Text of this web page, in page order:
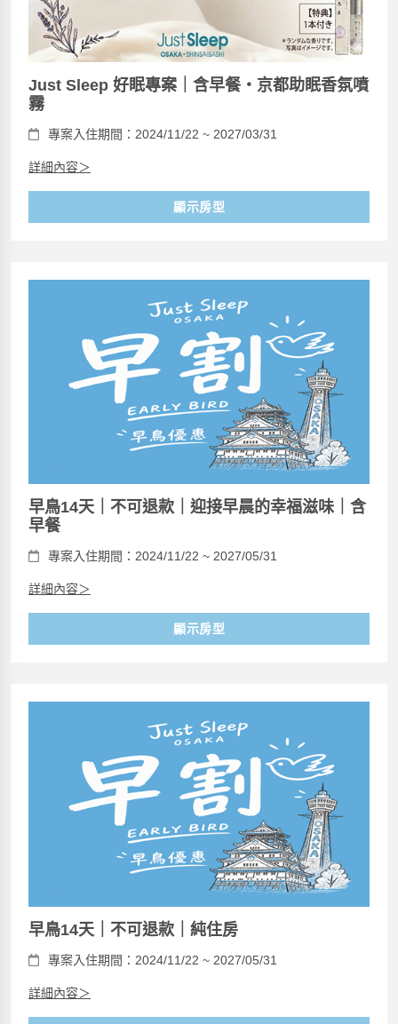
Just Sleep 好眠專案｜含早餐・京都助眠香氛噴
霧
專案入住期間：2024/11/22 ~ 2027/03/31
詳細內容＞
顯示房型
早鳥14天｜不可退款｜迎接早晨的幸福滋味｜含
早餐
專案入住期間：2024/11/22 ~ 2027/05/31
詳細內容＞
顯示房型
早鳥14天｜不可退款｜純住房
專案入住期間：2024/11/22 ~ 2027/05/31
詳細內容＞